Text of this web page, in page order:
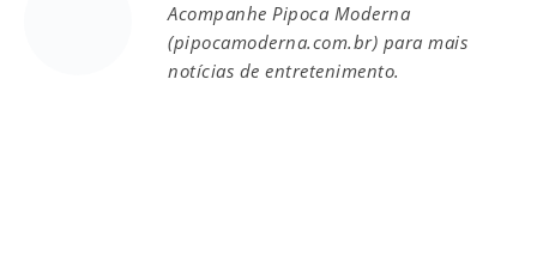
Acompanhe Pipoca Moderna
(pipocamoderna.com.br) para mais
notícias de entretenimento.